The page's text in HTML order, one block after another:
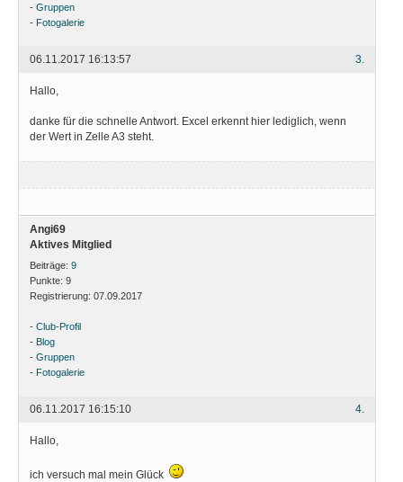
- Gruppen
- Fotogalerie
3.
06.11.2017 16:13:57
Hallo,
danke für die schnelle Antwort. Excel erkennt hier lediglich, wenn
der Wert in Zelle A3 steht.
Angi69
Aktives Mitglied
Beiträge: 9
Punkte: 9
Registrierung: 07.09.2017
- Club-Profil
- Blog
- Gruppen
- Fotogalerie
4.
06.11.2017 16:15:10
Hallo,
ich versuch mal mein Glück